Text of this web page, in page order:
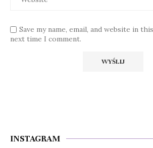
Save my name, email, and website in
next time I comment.
INSTAGRAM